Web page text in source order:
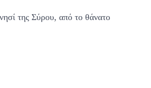
της Σύρου, από το θάνατο